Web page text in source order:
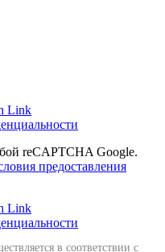
Link
reCAPTCHA Google.
предоставления
Link
в соответствии с